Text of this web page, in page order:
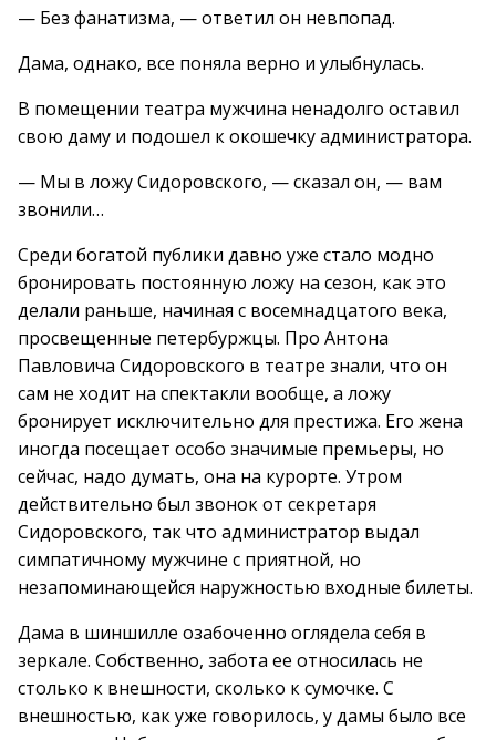
— Без фанатизма, — ответил он невпопад.
Дама, однако, все поняла верно и улыбнулась.
В помещении театра мужчина ненадолго оставил
свою даму и подошел к окошечку администратора.
— Мы в ложу Сидоровского, — сказал он, — вам
звонили…
Среди богатой публики давно уже стало модно
бронировать постоянную ложу на сезон, как это
делали раньше, начиная с восемнадцатого века,
просвещенные петербуржцы. Про Антона
Павловича Сидоровского в театре знали, что он
сам не ходит на спектакли вообще, а ложу
бронирует исключительно для престижа. Его жена
иногда посещает особо значимые премьеры, но
сейчас, надо думать, она на курорте. Утром
действительно был звонок от секретаря
Сидоровского, так что администратор выдал
симпатичному мужчине с приятной, но
незапоминающейся наружностью входные билеты.
Дама в шиншилле озабоченно оглядела себя в
зеркале. Собственно, забота ее относилась не
столько к внешности, сколько к сумочке. С
внешностью, как уже говорилось, у дамы было все